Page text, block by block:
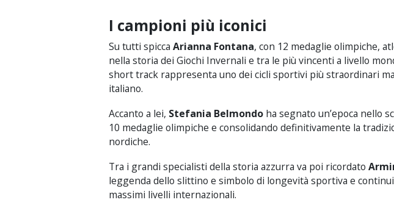
I campioni più iconici
Su tutti spicca Arianna Fontana, con 12 medaglie olimpiche,
nella storia dei Giochi Invernali e tra le più vincenti a livello
short track rappresenta uno dei cicli sportivi più straordinari
italiano.
Accanto a lei, Stefania Belmondo ha segnato un’epoca nello
10 medaglie olimpiche e consolidando definitivamente la
nordiche.
Tra i grandi specialisti della storia azzurra va poi ricordato
leggenda dello slittino e simbolo di longevità sportiva e
massimi livelli internazionali.